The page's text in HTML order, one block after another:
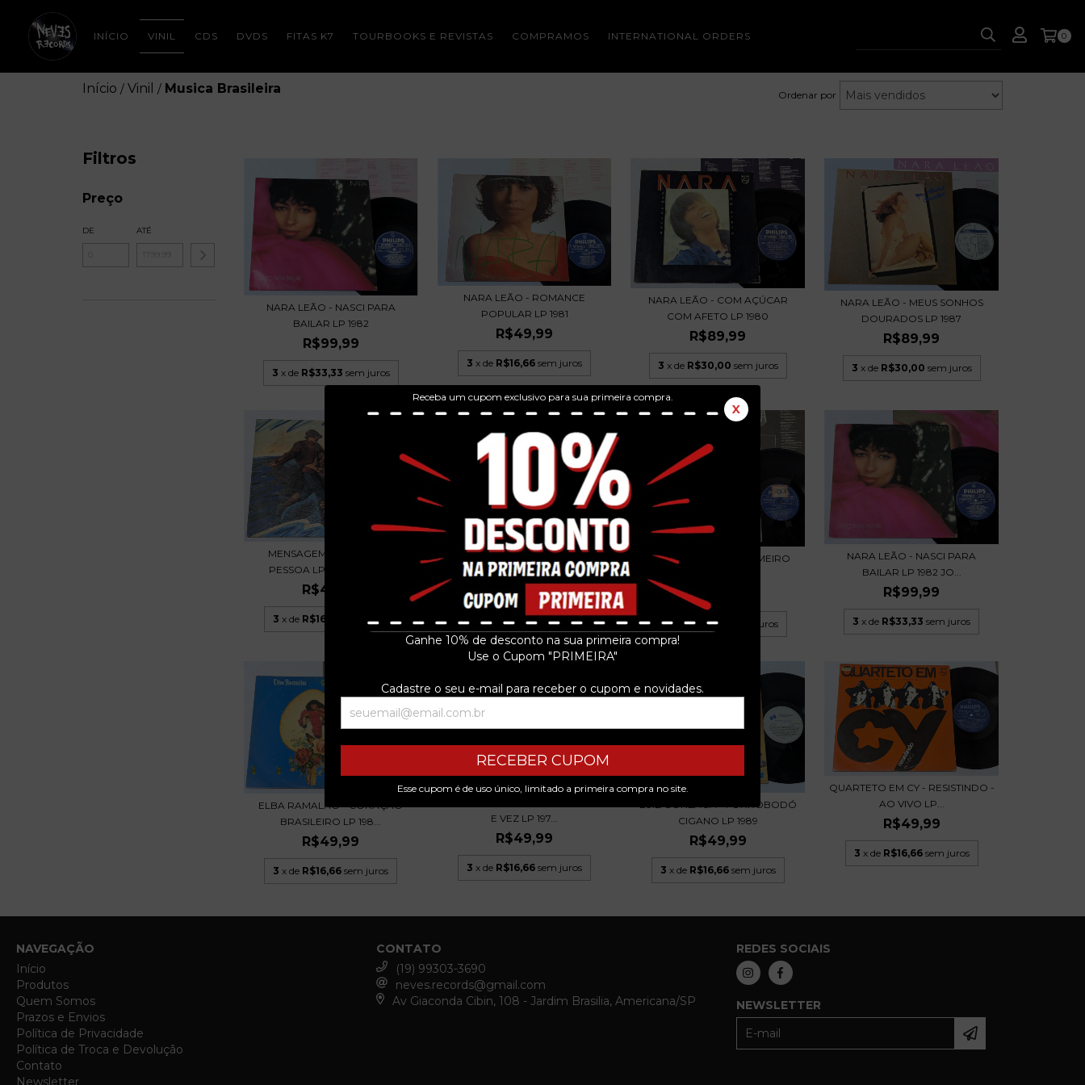
Receba um cupom exclusivo para sua primeira compra.
X
Ganhe 10% de desconto na sua primeira compra!
Use o Cupom "PRIMEIRA"
Cadastre o seu e-mail para receber o cupom e novidades.
RECEBER CUPOM
Esse cupom é de uso único, limitado a primeira compra no site.
INÍCIO VINIL CDS DVDS FITAS K7 TOURBOOKS E REVISTAS COMPRAMOS INTERNATIONAL ORDERS 0
Início / Vinil / Musica Brasileira Ordenar por
Filtros
Preço
DE ATÉ
NARA LEÃO - NASCI PARA
BAILAR LP 1982
R$99,99
3 x de R$33,33 sem juros
NARA LEÃO - ROMANCE
POPULAR LP 1981
R$49,99
3 x de R$16,66 sem juros
NARA LEÃO - COM AÇÚCAR
COM AFETO LP 1980
R$89,99
3 x de R$30,00 sem juros
NARA LEÃO - MEUS SONHOS
DOURADOS LP 1987
R$89,99
3 x de R$30,00 sem juros
MENSAGEM - FERNANDO
PESSOA LP 1986 BELCH...
R$49,99
3 x de R$16,66 sem juros
MARIA BETHÂNIA - MARIA LP
1988
R$69,99
3 x de R$23,33 sem juros
NARA LEÃO - MEU PRIMEIRO
R$59,99
3 x deR$20,00 sem juros
NARA LEÃO - NASCI PARA
BAILAR LP 1982 JO...
R$99,99
3 x de R$33,33 sem juros
ELBA RAMALHO - CORAÇÃO
BRASILEIRO LP 198...
R$49,99
3 x de R$16,66 sem juros
E VEZ LP 197...
R$49,99
3 x de R$16,66 sem juros
LUIZ GONZAGA - FORROBODÓ
CIGANO LP 1989
R$49,99
3 x de R$16,66 sem juros
QUARTETO EM CY - RESISTINDO -
AO VIVO LP...
R$49,99
3 x de R$16,66 sem juros
NAVEGAÇÃO
Início
Produtos
Quem Somos
Prazos e Envios
Política de Privacidade
Política de Troca e Devolução
Contato
CONTATO
(19) 99303-3690
neves.records@gmail.com
Av Giaconda Cibin, 108 - Jardim Brasilia, Americana/SP
REDES SOCIAIS
NEWSLETTER